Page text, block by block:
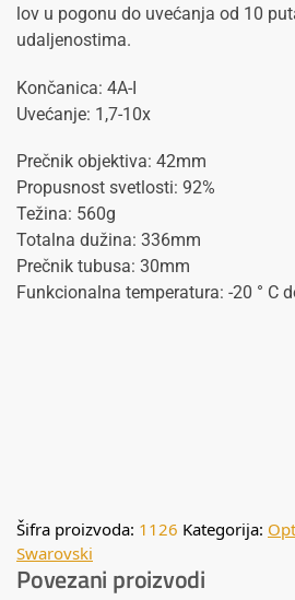
lov u pogonu do uvećanja od 10
udaljenostima.
Končanica: 4A-I
Uvećanje: 1,7-10x
Prečnik objektiva: 42mm
Propusnost svetlosti: 92%
Težina: 560g
Totalna dužina: 336mm
Prečnik tubusa: 30mm
Funkcionalna temperatura: -20 ° C
Šifra proizvoda: 1126 Kategorija:
Swarovski
Povezani proizvodi